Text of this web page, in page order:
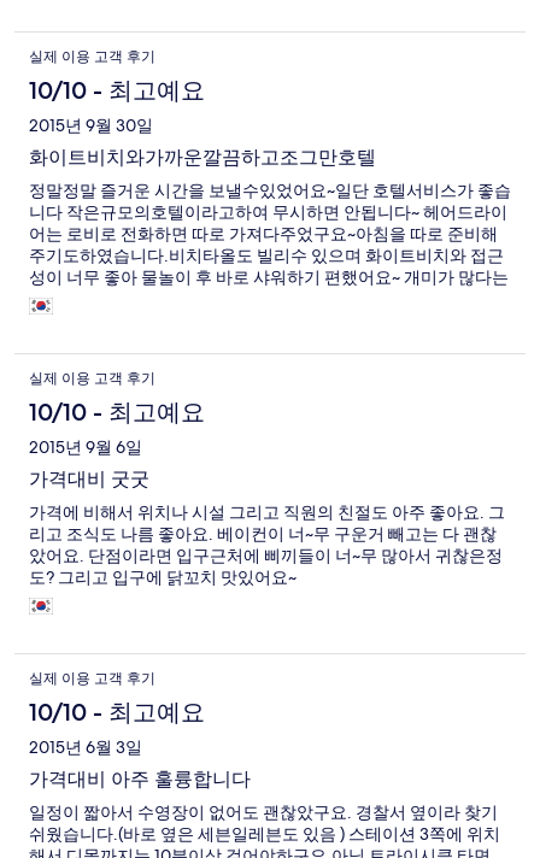
실제 이용 고객 후기
10/10 - 최고예요
2015년 9월 30일
화이트비치와가까운깔끔하고조그만호텔
정말정말 즐거운 시간을 보낼수있었어요~일단 호텔서비스가 좋습
니다 작은규모의호텔이라고하여 무시하면 안됩니다~ 헤어드라이
어는 로비로 전화하면 따로 가져다주었구요~아침을 따로 준비해
주기도하였습니다.비치타올도 빌리수 있으며 화이트비치와 접근
성이 너무 좋아 물놀이 후 바로 샤워하기 편했어요~ 개미가 많다는
말씀을 다들 하시던데,바닷가 섬이고 어느정도의 벌레나 개미는
어쩔수없다고봅니다 단지 조식은 그냥 먹을 만 했어요~고마워요!
실제 이용 고객 후기
10/10 - 최고예요
2015년 9월 6일
가격대비 굿굿
가격에 비해서 위치나 시설 그리고 직원의 친절도 아주 좋아요. 그
리고 조식도 나름 좋아요. 베이컨이 너~무 구운거 빼고는 다 괜찮
았어요. 단점이라면 입구근처에 삐끼들이 너~무 많아서 귀찮은정
도? 그리고 입구에 닭꼬치 맛있어요~
실제 이용 고객 후기
10/10 - 최고예요
2015년 6월 3일
가격대비 아주 훌륭합니다
일정이 짧아서 수영장이 없어도 괜찮았구요. 경찰서 옆이라 찾기
쉬웠습니다.(바로 옆은 세븐일레븐도 있음 ) 스테이션 3쪽에 위치